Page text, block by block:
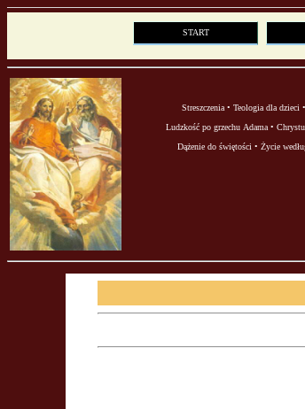
START
Streszczenia • Teologia dla dzieci •
Ludzkość po grzechu Adama•
Dążenie do świętości • Życie